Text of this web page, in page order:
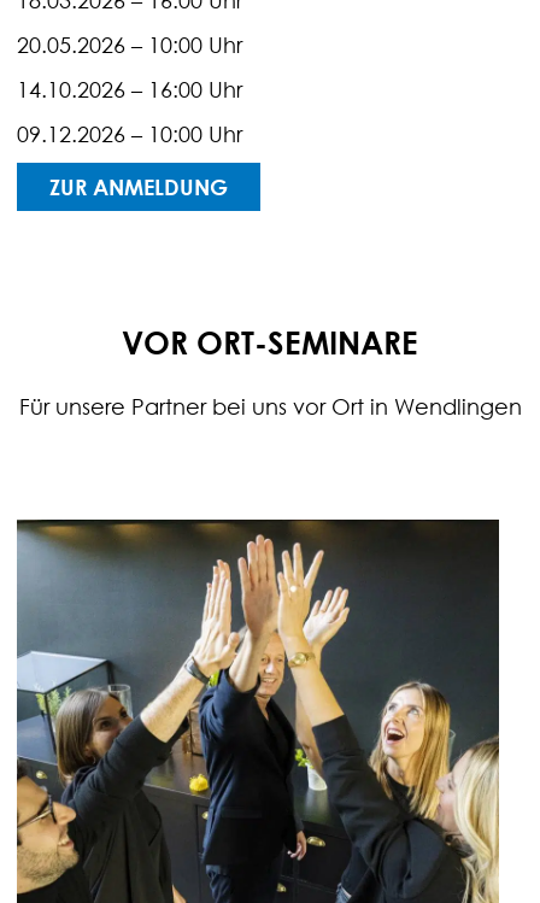
20.05.2026 – 10:00 Uhr
14.10.2026 – 16:00 Uhr
09.12.2026 – 10:00 Uhr
ZUR ANMELDUNG
VOR ORT-SEMINARE
Für unsere Partner bei uns vor Ort in Wendlingen